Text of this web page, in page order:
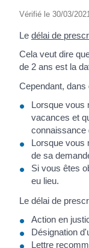
Vérifié le 30/03/
Le délai de
Cela veut dire
de 2 ans est la
Cependant, dans
Lorsque vous
vacances et
connaissance
Lorsque vous
de sa
Si vous êtes
eu lieu.
Le délai de
Action en
Désignation
Lettre